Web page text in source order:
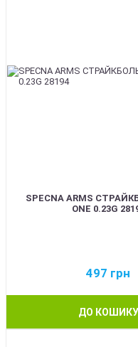
SPECNA ARMS
ONE 0.23G
497 грн
ДО КОШИКУ